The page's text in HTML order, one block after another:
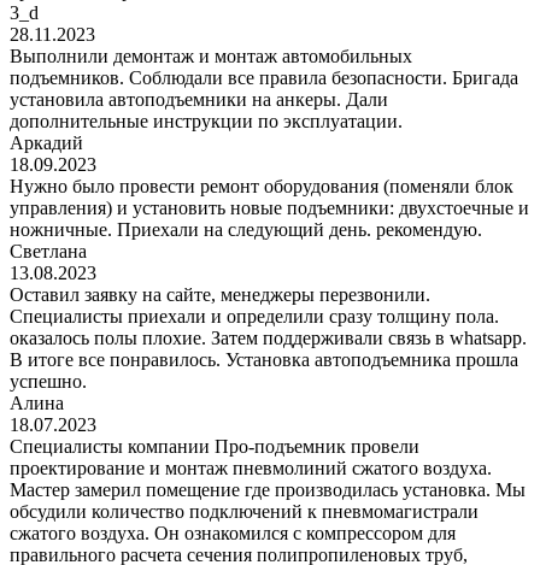
3_d
28.11.2023
Выполнили демонтаж и монтаж автомобильных
подъемников. Соблюдали все правила безопасности. Бригада
установила автоподъемники на анкеры. Дали
дополнительные инструкции по эксплуатации.
Аркадий
18.09.2023
Нужно было провести ремонт оборудования (поменяли блок
управления) и установить новые подъемники: двухстоечные и
ножничные. Приехали на следующий день. рекомендую.
Светлана
13.08.2023
Оставил заявку на сайте, менеджеры перезвонили.
Специалисты приехали и определили сразу толщину пола.
оказалось полы плохие. Затем поддерживали связь в whatsapp.
В итоге все понравилось. Установка автоподъемника прошла
успешно.
Алина
18.07.2023
Специалисты компании Про-подъемник провели
проектирование и монтаж пневмолиний сжатого воздуха.
Мастер замерил помещение где производилась установка. Мы
обсудили количество подключений к пневмомагистрали
сжатого воздуха. Он ознакомился с компрессором для
правильного расчета сечения полипропиленовых труб,